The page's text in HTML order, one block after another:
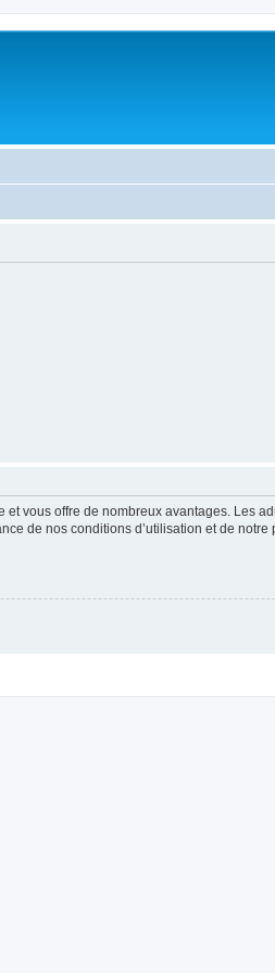
vous offre de nombreux avantages. Les
de nos conditions d’utilisation et de